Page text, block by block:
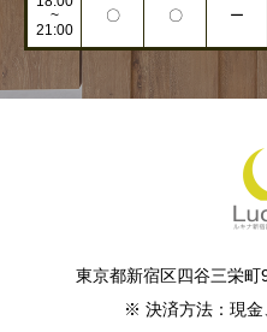
~
21:00
〇 〇 ー
東京都新宿区四谷三栄
※ 決済方法：現金